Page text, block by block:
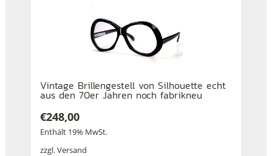
Vintage Brillengestell von Silhouette echt
aus den 70er Jahren noch fabrikneu
€248,00
Enthält 19% MwSt.
zzgl.Versand